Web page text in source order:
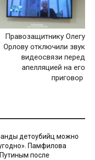
Правозащитнику Олегу
Орлову отключили звук
видеосвязи перед
апелляцией на его
приговор
детоубийц можно
Памфилова
после